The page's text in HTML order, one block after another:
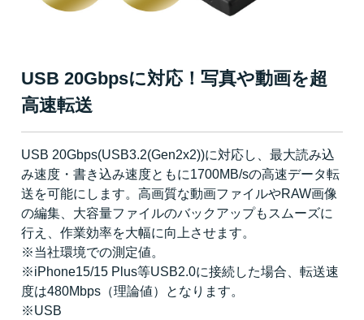
USB 20Gbpsに対応！写真や動画を超
高速転送
USB 20Gbps(USB3.2(Gen2x2))に対応し、最大読み込
み速度・書き込み速度ともに1700MB/sの高速データ転
送を可能にします。高画質な動画ファイルやRAW画像
の編集、大容量ファイルのバックアップもスムーズに
行え、作業効率を大幅に向上させます。
※当社環境での測定値。
※iPhone15/15 Plus等USB2.0に接続した場合、転送速
度は480Mbps（理論値）となります。
※USB